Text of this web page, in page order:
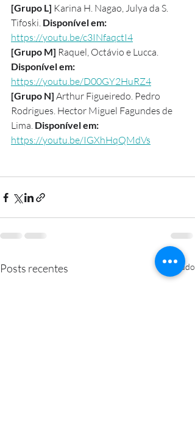
[Grupo L] Karina H. Nagao, Julya da S.
Tifoski. Disponível em:
https://youtu.be/c3INfaqctI4
[Grupo M] Raquel, Octávio e Lucca.
Disponível em:
https://youtu.be/D00GY2HuRZ4
[Grupo N] Arthur Figueiredo. Pedro
Rodrigues. Hector Miguel Fagundes de
Lima. Disponível em:
https://youtu.be/IGXhHqQMdVs
Posts recentes Ver tudo